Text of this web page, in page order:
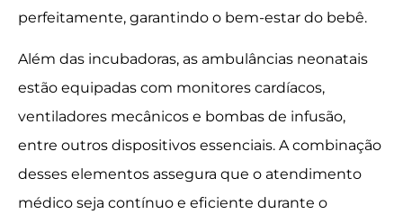
perfeitamente, garantindo o bem-estar do bebê.
Além das incubadoras, as ambulâncias neonatais
estão equipadas com monitores cardíacos,
ventiladores mecânicos e bombas de infusão,
entre outros dispositivos essenciais. A combinação
desses elementos assegura que o atendimento
médico seja contínuo e eficiente durante o